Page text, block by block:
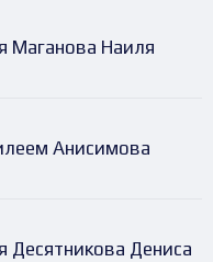
Маганова Наиля
Анисимова
Дениса